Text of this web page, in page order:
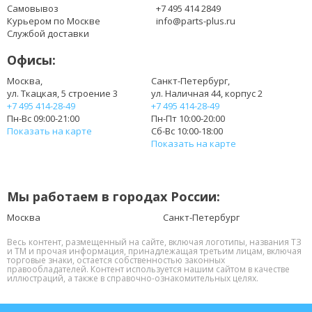
LP156WHA-SPA1
LP156WHA-SPA2
LP156WHB(TP)(A2)
LP156WHB(TP)(B1)
LP156WHB(TP)(C1)
LP156WHB(TP)(C2)
LP156WHB(TP)(D1)
LP156WHB(TP)(D2)
LP156WHB(TP)(GB)
LP156WHB(TP)(GD)
LP156WHB(TP)(K1)
LP156WHB(TP)(L1)
LP156WHB-TPC2
Самовывоз
Курьером по Москве
Службой доставки
+7 495 414 2849
info@parts-plus.ru
Офисы:
Москва,
ул. Ткацкая, 5 строение 3
+7 495 414-28-49
Пн-Вс 09:00-21:00
Показать на карте
Санкт-Петербург,
ул. Наличная 44, корпус 2
+7 495 414-28-49
Пн-Пт 10:00-20:00
Сб-Вс 10:00-18:00
Показать на карте
Мы работаем в городах России:
Москва Санкт-Петербург
Весь контент, размещенный на сайте, включая логотипы, названия ТЗ
и ТМ и прочая информация, принадлежащая третьим лицам, включая
торговые знаки, остается собственностью законных
правообладателей. Контент используется нашим сайтом в качестве
иллюстраций, а также в справочно-ознакомительных целях.